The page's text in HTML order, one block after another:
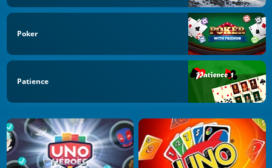
Poker
Patience